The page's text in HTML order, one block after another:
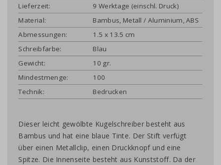
Lieferzeit:
9 Werktage (einschl. Druck)
Material:
Bambus, Metall / Aluminium, ABS
Abmessungen:
1.5 x 13.5 cm
Schreibfarbe:
Blau
Gewicht:
10 gr.
Mindestmenge:
100
Technik:
Bedrucken
Dieser leicht gewölbte Kugelschreiber besteht aus
Bambus und hat eine blaue Tinte. Der Stift verfügt
über einen Metallclip, einen Druckknopf und eine
Spitze. Die Innenseite besteht aus Kunststoff. Da der